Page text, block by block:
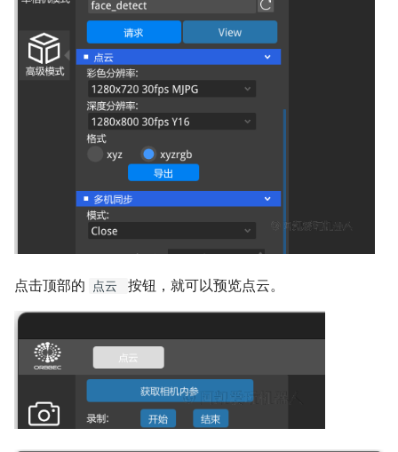
点击顶部的 点云 按钮，就可以预览点云。